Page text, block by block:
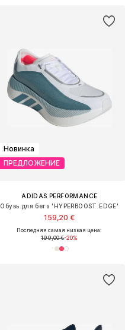
Новинка
ПРЕДЛОЖЕНИЕ
ADIDAS PERFORMANCE
Обувь для бега 'HYPERBOOST EDGE'
159,20 €
Последняя самая низкая цена:
199,00 €-20%